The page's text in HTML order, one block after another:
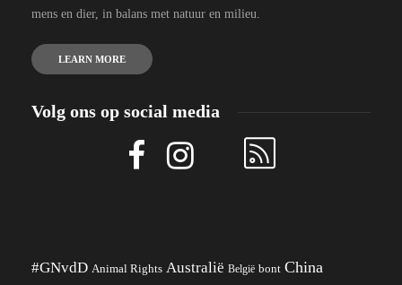
mens en dier, in balans met natuur en milieu.
LEARN MORE
Volg ons op social media
#GNvdD Animal Rights Australië België bont China